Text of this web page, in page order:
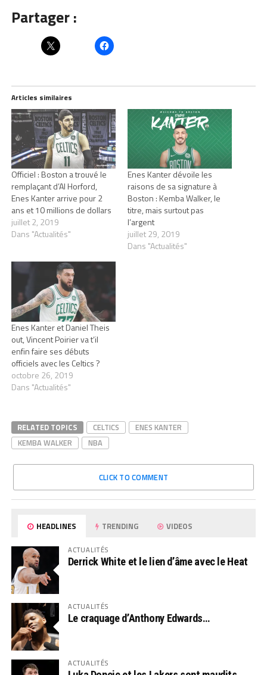
Partager :
Articles similaires
Officiel : Boston a trouvé le
remplaçant d’Al Horford,
Enes Kanter arrive pour 2
ans et 10 millions de dollars
juillet 2, 2019
Dans "Actualités"
Enes Kanter dévoile les
raisons de sa signature à
Boston : Kemba Walker, le
titre, mais surtout pas
l’argent
juillet 29, 2019
Dans "Actualités"
Enes Kanter et Daniel Theis
out, Vincent Poirier va t’il
enfin faire ses débuts
officiels avec les Celtics ?
octobre 26, 2019
Dans "Actualités"
RELATED TOPICS CELTICS
ENES KANTER
KEMBA WALKER
NBA
CLICK TO COMMENT
HEADLINES TRENDING VIDEOS
ACTUALITÉS
Derrick White et le lien d’âme avec le Heat
ACTUALITÉS
Le craquage d’Anthony Edwards…
ACTUALITÉS